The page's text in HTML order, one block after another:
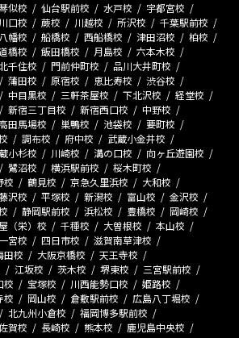
似校 仙台駅前校 水戸校
宇都宮校
川口校 蕨校 川越校 所沢校
千葉駅前校
幡校 船橋校 西船橋校 津田沼校
柏校
橋校 飯田橋校 月島校
六本木校
千住校 門前仲町校
品川大井町校
蒲田校 原宿校 恵比寿校
渋谷校
中目黒校 三軒茶屋校 下北沢校
経堂校
新宿三丁目校 新宿西口校
中野校
田馬場校 巣鴨校 池袋校
要町校
調布校 府中校
武蔵小金井校
小杉校 川崎校 溝の口校
向ヶ丘遊園校
鷺沼校 横浜駅前校
桜木町校
校 鶴見校 京急久里浜校
大和校
沢校 平塚校 新潟校 富山校
金沢校
静岡駅前校 浜松校 豊橋校
岡崎校
（栄）校 千種校 大曽根校
本山校
一宮校 四日市校
滋賀南草津校
田校 大阪京橋校
天王寺校
江坂校 茨木校 堺東校
三宮駅前校
校 宝塚校 川西能勢口校
姫路校
校 岡山校 倉敷駅前校
広島八丁堀校
北九州小倉校
福岡博多駅前校
賀校 長崎校 熊本校
鹿児島中央校